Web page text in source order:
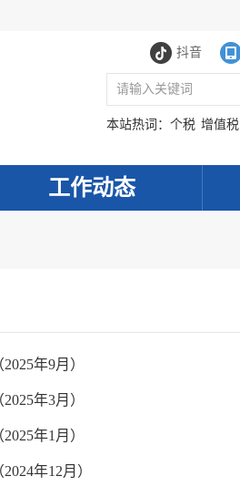
抖音
本站热词： 个税 增值税
工作动态
年9月）
年3月）
年1月）
年12月）